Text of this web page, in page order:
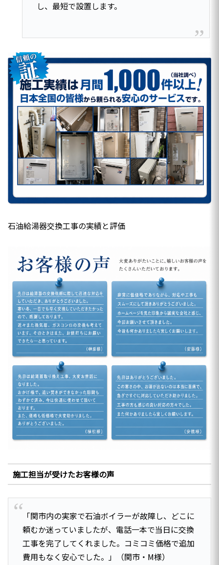
し、最短で設置します。
石油給湯器交換工事の実績と評価
施工担当が受けたお客様の声
「関市内の実家で石油ボイラーが故障し、どこに
頼むか迷っていましたが、電話一本で当日に交換
工事を完了してくれました。コミコミ価格で追加
費用もなく安心でした。」（関市・M様）